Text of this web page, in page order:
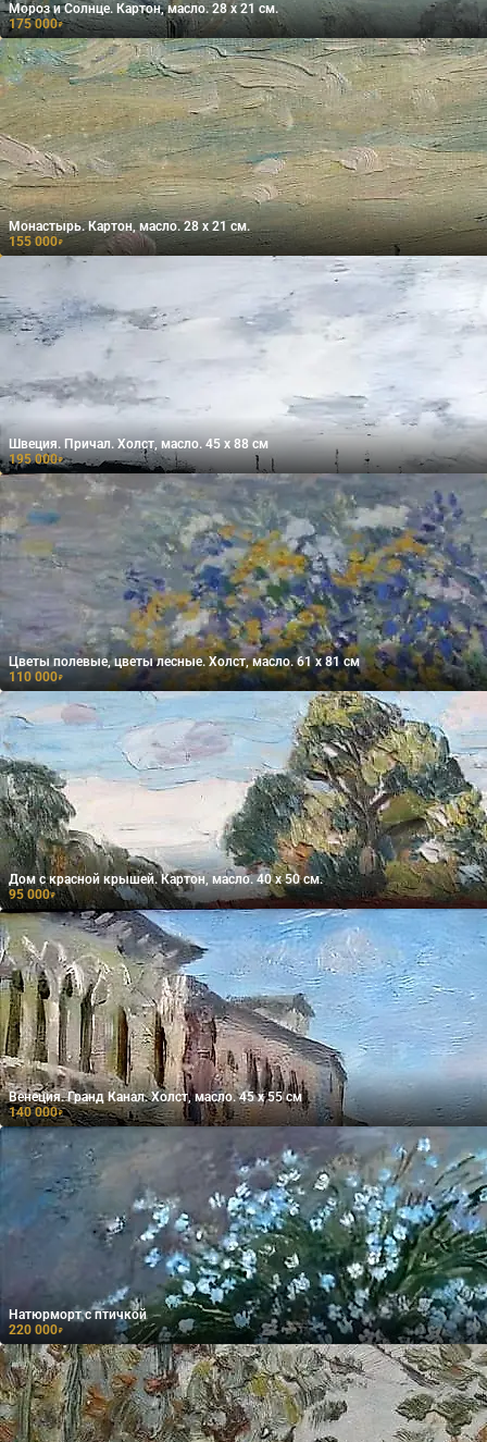
Мороз и Солнце. Картон, масло. 28 х 21 см.
175 000₽
Монастырь. Картон, масло. 28 х 21 см.
155 000₽
Швеция. Причал. Холст, масло. 45 х 88 см
195 000₽
Цветы полевые, цветы лесные. Холст, масло. 61 х 81 см
110 000₽
Дом с красной крышей. Картон, масло. 40 х 50 см.
95 000₽
Венеция. Гранд Канал. Холст, масло. 45 х 55 см
140 000₽
Натюрморт с птичкой
220 000₽